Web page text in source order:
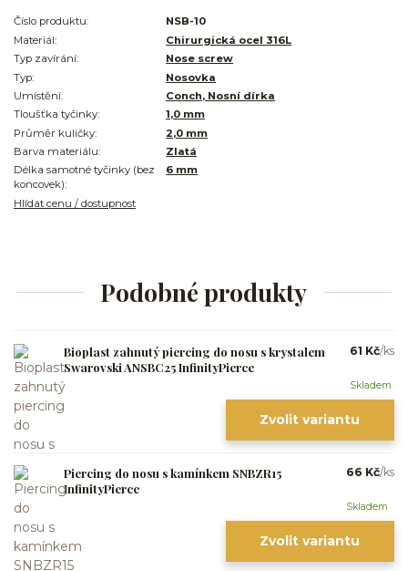
Číslo produktu:
NSB-10
Materiál:
Chirurgická ocel 316L
Typ zavírání:
Nose screw
Typ:
Nosovka
Umístění:
Conch, Nosní dírka
Tloušťka tyčinky:
1,0 mm
Průměr kuličky:
2,0 mm
Barva materiálu:
Zlatá
Délka samotné tyčinky (bez
koncovek):
6 mm
Hlídat cenu / dostupnost
Podobné produkty
Bioplast zahnutý piercing do nosu s krystalem
Swarovski ANSBC25 InfinityPierce
61 Kč/ks
Skladem
Zvolit variantu
Piercing do nosu s kamínkem SNBZR15
InfinityPierce
66 Kč/ks
Skladem
Zvolit variantu